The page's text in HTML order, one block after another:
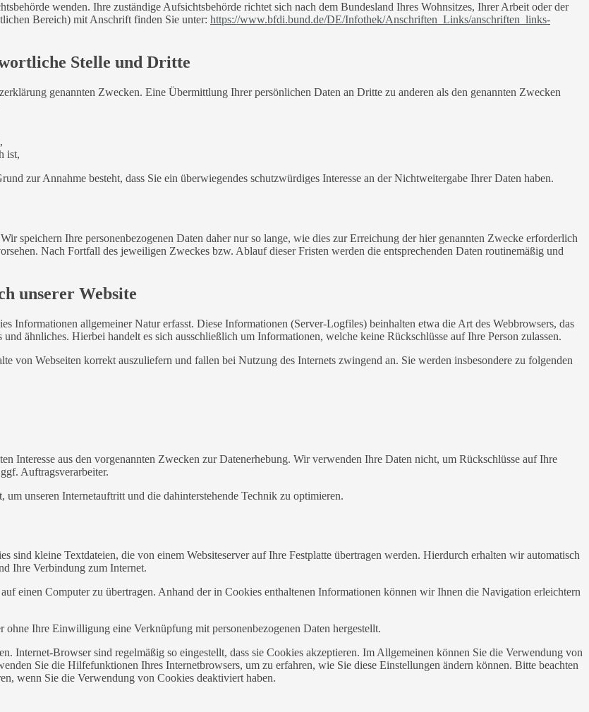
wenden. Ihre zuständige Aufsichtsbehörde richtet sich nach dem Bundesland Ihres Wohnsitzes, Ihrer Arbeit oder der
Bereich) mit Anschrift finden Sie unter: https://www.bfdi.bund.de/DE/Infothek/Anschriften_Links/anschriften_links-
Stelle und Dritte
genannten Zwecken. Eine Übermittlung Ihrer persönlichen Daten an Dritte zu anderen als den genannten Zwecken
ist,
zur Annahme besteht, dass Sie ein überwiegendes schutzwürdiges Interesse an der Nichtweitergabe Ihrer Daten haben.
speichern Ihre personenbezogenen Daten daher nur so lange, wie dies zur Erreichung der hier genannten Zwecke erforderlich
Nach Fortfall des jeweiligen Zweckes bzw. Ablauf dieser Fristen werden die entsprechenden Daten routinemäßig und
unserer Website
Informationen allgemeiner Natur erfasst. Diese Informationen (Server-Logfiles) beinhalten etwa die Art des Webbrowsers, das
ähnliches. Hierbei handelt es sich ausschließlich um Informationen, welche keine Rückschlüsse auf Ihre Person zulassen.
von Webseiten korrekt auszuliefern und fallen bei Nutzung des Internets zwingend an. Sie werden insbesondere zu folgenden
Interesse aus den vorgenannten Zwecken zur Datenerhebung. Wir verwenden Ihre Daten nicht, um Rückschlüsse auf Ihre
Auftragsverarbeiter.
unseren Internetauftritt und die dahinterstehende Technik zu optimieren.
sind kleine Textdateien, die von einem Websiteserver auf Ihre Festplatte übertragen werden. Hierdurch erhalten wir automatisch
Ihre Verbindung zum Internet.
einen Computer zu übertragen. Anhand der in Cookies enthaltenen Informationen können wir Ihnen die Navigation erleichtern
Ihre Einwilligung eine Verknüpfung mit personenbezogenen Daten hergestellt.
Internet-Browser sind regelmäßig so eingestellt, dass sie Cookies akzeptieren. Im Allgemeinen können Sie die Verwendung von
Sie die Hilfefunktionen Ihres Internetbrowsers, um zu erfahren, wie Sie diese Einstellungen ändern können. Bitte beachten
wenn Sie die Verwendung von Cookies deaktiviert haben.